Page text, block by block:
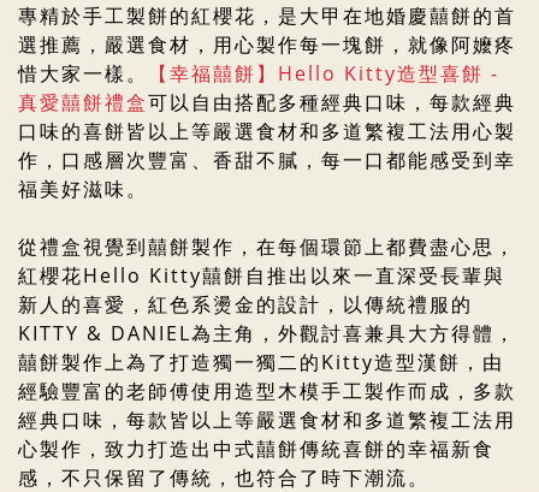
專精於手工製餅的紅櫻花，是大甲在地婚慶囍餅的首
選推薦， 嚴選食材，用心製作每一塊餅，就像阿嬤疼
惜大家一樣。
【幸福囍餅】 Hello Kitty造型喜餅 -
真愛囍餅禮盒可以自由搭配多種經典口味，每款經典
口味的喜餅皆以上等嚴選食材和多道繁複工法用心製
作，口感層次豐富、香甜不膩，每一口都能感受到幸
福美好滋味。
從禮盒視覺到囍餅製作 ， 在每個環節上都費盡心思 ，
紅櫻花Hello Kitty囍餅自推出以來一直深受長輩與
新人的喜愛，紅色系燙金的設計，以傳統禮服的
KITTY & DANIEL為主角，外觀討喜兼具大方得體，
囍餅製作上為了打造獨一獨二的Kitty造型漢餅，由
經驗豐富的老師傅使用造型木模手工製作而成，多款
經典口味，每款皆以上等嚴選食材和多道繁複工法用
心製作， 致力打造出中式囍餅傳統喜餅的幸福新食
感， 不只保留了傳統，也符合了時下潮流。